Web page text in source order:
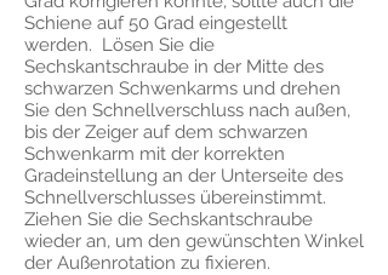
Schiene auf 50 Grad eingestellt
werden. Lösen Sie die
Sechskantschraube in der Mitte des
schwarzen Schwenkarms und drehen
Sie den Schnellverschluss nach außen,
bis der Zeiger auf dem schwarzen
Schwenkarm mit der korrekten
Gradeinstellung an der Unterseite des
Schnellverschlusses übereinstimmt.
Ziehen Sie die Sechskantschraube
wieder an, um den gewünschten Winkel
der Außenrotation zu fixieren.